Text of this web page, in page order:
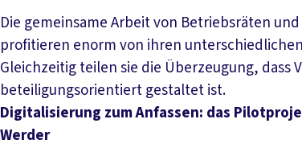
Die gemeinsame Arbeit von Betriebsräten
profitieren enorm von ihren
Gleichzeitig teilen sie die Überzeugung,
beteiligungsorientiert gestaltet ist.
Digitalisierung zum Anfassen: das
Werder